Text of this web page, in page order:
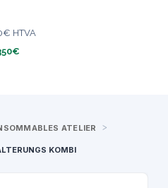
HTVA
ATELIER
KOMBI